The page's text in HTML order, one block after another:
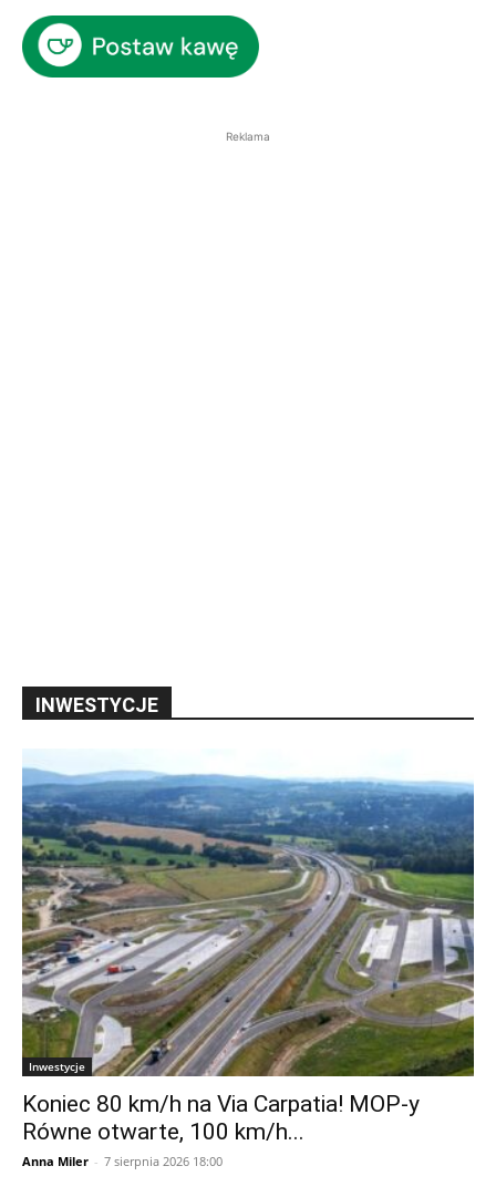
Reklama
INWESTYCJE
Inwestycje
Koniec 80 km/h na Via Carpatia! MOP-y
Równe otwarte, 100 km/h...
Anna Miler - 7 sierpnia 2026 18:00